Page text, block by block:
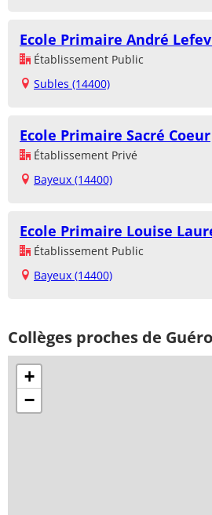
Ecole Primaire André
Établissement Public
Subles (14400)
Ecole Primaire Sacré Coeur
Établissement Privé
Bayeux (14400)
Ecole Primaire Louise
Établissement Public
Bayeux (14400)
Collèges proches de
+
−